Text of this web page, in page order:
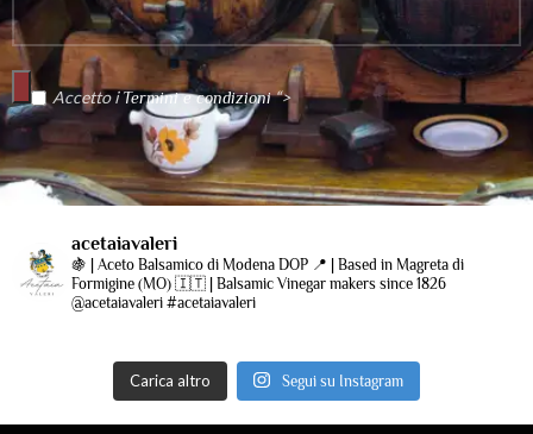
Accetto iTermini e condizioni“>
acetaiavaleri
🍇 | Aceto Balsamico di Modena DOP 📍 | Based in Magreta di
Formigine (MO) 🇮🇹 | Balsamic Vinegar makers since 1826
@acetaiavaleri #acetaiavaleri
Carica altro Segui su Instagram